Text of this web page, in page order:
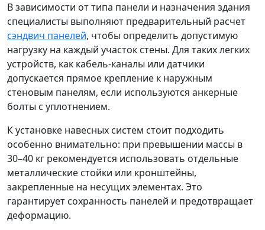
В зависимости от типа панели и назначения здания
специалисты выполняют предварительный расчет
сэндвич панелей, чтобы определить допустимую
нагрузку на каждый участок стены. Для таких легких
устройств, как кабель-каналы или датчики
допускается прямое крепление к наружным
стеновым панелям, если используются анкерные
болты с уплотнением.
К установке навесных систем стоит подходить
особенно внимательно: при превышении массы в
30–40 кг рекомендуется использовать отдельные
металлические стойки или кронштейны,
закрепленные на несущих элементах. Это
гарантирует сохранность панелей и предотвращает
деформацию.